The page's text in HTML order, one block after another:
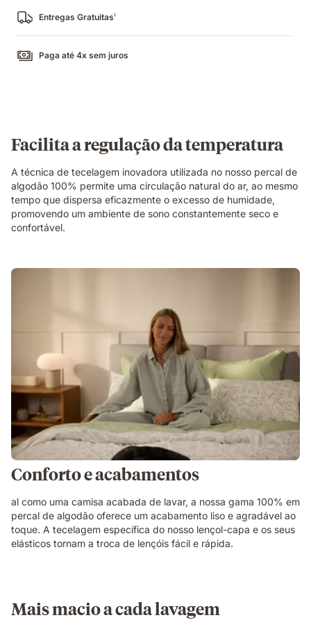
Entregas Gratuitas1
Paga até 4x sem juros
Facilita a regulação da temperatura
A técnica de tecelagem inovadora utilizada no nosso percal de
algodão 100% permite uma circulação natural do ar, ao mesmo
tempo que dispersa eficazmente o excesso de humidade,
promovendo um ambiente de sono constantemente seco e
confortável.
Conforto e acabamentos
al como uma camisa acabada de lavar, a nossa gama 100% em
percal de algodão oferece um acabamento liso e agradável ao
toque. A tecelagem específica do nosso lençol-capa e os seus
elásticos tornam a troca de lençóis fácil e rápida.
Mais macio a cada lavagem